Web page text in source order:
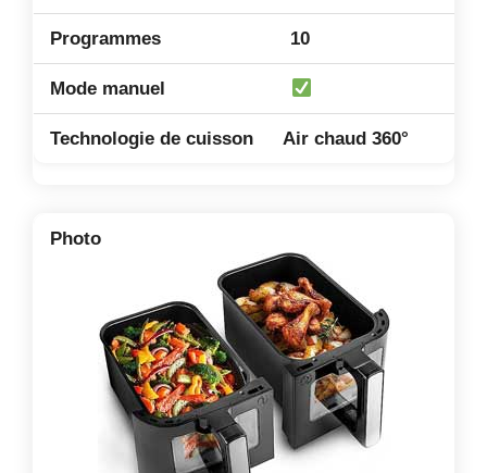
10
Air chaud 360°